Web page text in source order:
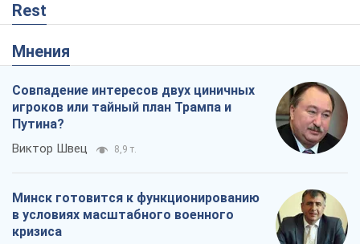
Rest
Мнения
Совпадение интересов двух циничных
игроков или тайный план Трампа и
Путина?
Виктор Швец 8,9 т.
Минск готовится к функционированию
в условиях масштабного военного
кризиса